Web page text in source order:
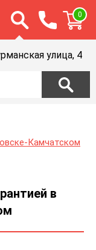
Открыть строку
0
улица, 4
Камчатском
в